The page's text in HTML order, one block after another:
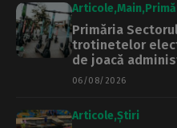
Articole Main
Primăria
trotinetelor
de joacă
06/08/2026
Articole Știri